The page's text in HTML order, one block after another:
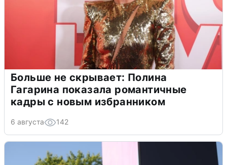
Больше не скрывает: Полина
Гагарина показала романтичные
кадры с новым избранником
6 августа 142